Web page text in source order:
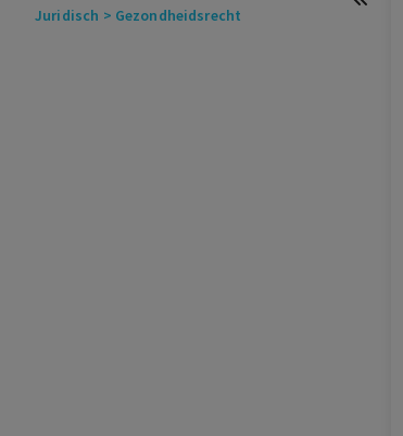
Juridisch > Gezondheidsrecht